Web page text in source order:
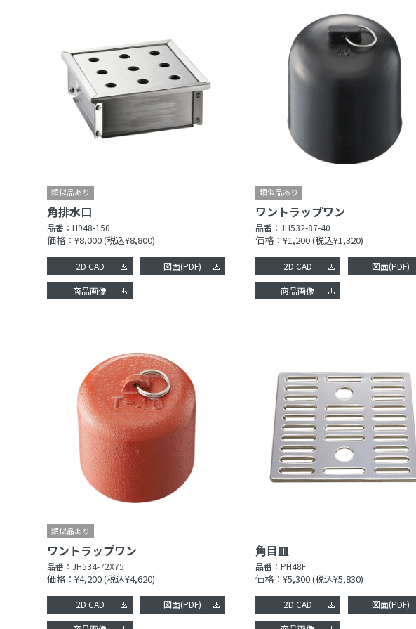
角排水口
品番：H948-150
価格：¥8,000(税込¥8,800)
2D CAD 図面(PDF)
商品画像
ワントラップワン
品番： JH532-87-40
価格：¥1,200(税込¥1,320)
2D CAD 図面(PDF)
商品画像
ワントラップワン
品番：JH534-72X75
価格：¥4,200(税込¥4,620)
2D CAD 図面(PDF)
角目皿
品番： PH48F
価格：¥5,300(税込¥5,830)
2D CAD 図面(PDF)